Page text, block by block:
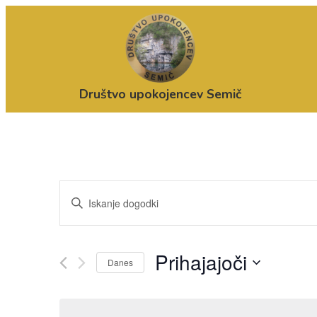
Društvo upokojencev Semič
Dogodki
Navigacija
iskanje
Vnesite
ključno
Poiščite
Danes Prihajajoči